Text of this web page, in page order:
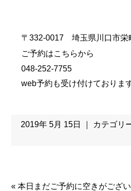
〒332-0017 埼玉県川口市栄
ご予約はこちらから
048-252-7755
web予約も受け付けておりま
2019年 5月 15日 ｜ カテゴリ
«本日まだご予約に空きがござい